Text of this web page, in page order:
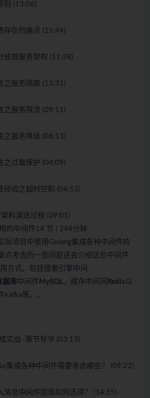
则 (13:06)
存在的痛点 (15:44)
成微服务架构 (11:38)
之服务隔离 (13:31)
之服务限流 (09:11)
之服务降级 (06:13)
之过载保护 (04:09)
经验之超时控制 (04:53)
构演进过程 (09:01)
的中间件14 节 | 244分钟
际项目中使用Golang集成各种中间件的
点考虑的一些问题还会介绍这些中间件
方式。包括搜索引擎中间
据库中间件 MySQL ，缓存中间间 Redis 以
kafka等。…
实战–章节导学 (03:13)
集成各种中间件需要考虑哪些？ (09:22)
消息中间件应该如何选择？ (14:15)